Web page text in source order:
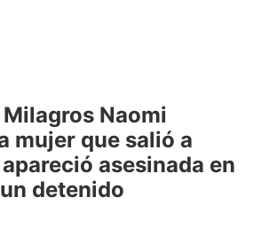
Naomi
mujer que salió a
asesinada en
detenido